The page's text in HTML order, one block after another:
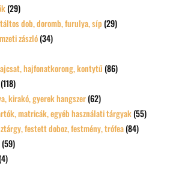
(29)
dob, doromb, furulya, síp (29)
zászló (34)
hajfonatkorong, kontytű (86)
(118)
kirakó, gyerek hangszer (62)
matricák, egyéb használati tárgyak (55)
festett doboz, festmény, trófea (84)
(59)
(4)